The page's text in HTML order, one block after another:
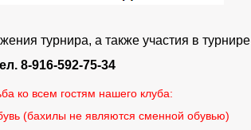
турнира, а также участия в турнире
8-916-592-75-34
ко всем гостям нашего клуба:
(бахилы не являются сменной обувью)